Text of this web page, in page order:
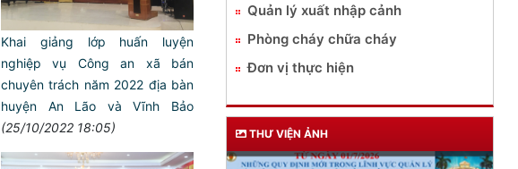
Khai giảng lớp huấn luyện
nghiệp vụ Công an xã bán
chuyên trách năm 2022 địa bàn
huyện An Lão và Vĩnh Bảo
(25/10/2022 18:05)
Quản lý xuất nhập cảnh
Phòng cháy chữa cháy
Đơn vị thực hiện
THƯ VIỆN ẢNH